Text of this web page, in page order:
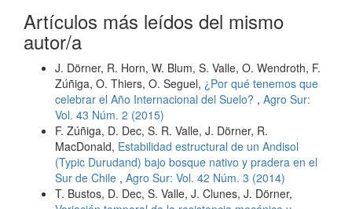
Artículos más leídos del mismo
autor/a
J. Dörner, R. Horn, W. Blum, S. Valle, O. Wendroth, F.
Zúñiga, O. Thiers, O. Seguel, ¿Por qué tenemos que
celebrar el Año Internacional del Suelo? , Agro Sur:
Vol. 43 Núm. 2 (2015)
F. Zúñiga, D. Dec, S. R. Valle, J. Dörner, R.
MacDonald, Estabilidad estructural de un Andisol
(Typic Durudand) bajo bosque nativo y pradera en el
Sur de Chile , Agro Sur: Vol. 42 Núm. 3 (2014)
T. Bustos, D. Dec, S. Valle, J. Clunes, J. Dörner,